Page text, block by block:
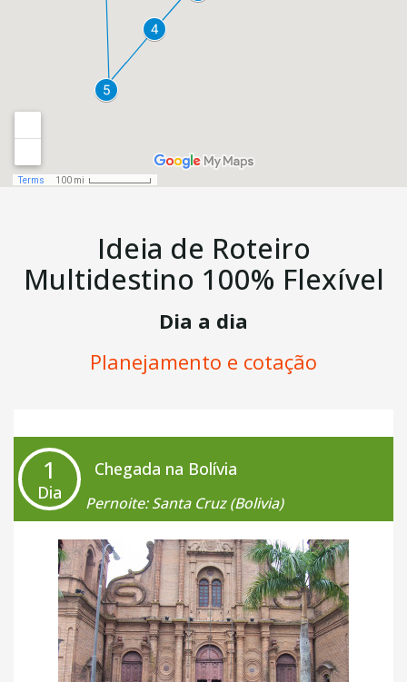
Ideia de Roteiro
Multidestino 100% Flexível
Dia a dia
Planejamento e cotação
1
Dia
Chegada na Bolívia
Pernoite: Santa Cruz (Bolivia)